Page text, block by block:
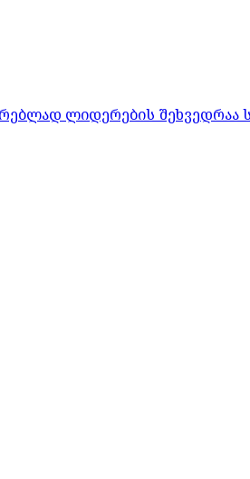
ლიდერების შეხვედრაა